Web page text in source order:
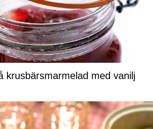
krusbärsmarmelad med vanilj